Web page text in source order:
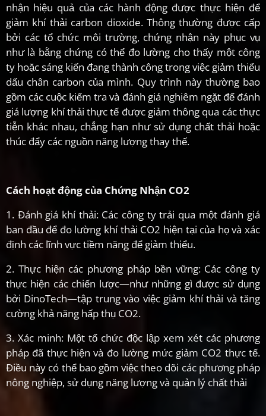
nhận hiệu quả của các hành động được thực hiện để
giảm khí thải carbon dioxide. Thông thường được cấp
bởi các tổ chức môi trường, chứng nhận này phục vụ
như là bằng chứng có thể đo lường cho thấy một công
ty hoặc sáng kiến đang thành công trong việc giảm thiểu
dấu chân carbon của mình. Quy trình này thường bao
gồm các cuộc kiểm tra và đánh giá nghiêm ngặt để đánh
giá lượng khí thải thực tế được giảm thông qua các thực
tiễn khác nhau, chẳng hạn như sử dụng chất thải hoặc
thúc đẩy các nguồn năng lượng thay thế.
Cách hoạt động của Chứng Nhận CO2
1. Đánh giá khí thải: Các công ty trải qua một đánh giá
ban đầu để đo lường khí thải CO2 hiện tại của họ và xác
định các lĩnh vực tiềm năng để giảm thiểu.
2. Thực hiện các phương pháp bền vững: Các công ty
thực hiện các chiến lược—như những gì được sử dụng
bởi DinoTech—tập trung vào việc giảm khí thải và tăng
cường khả năng hấp thụ CO2.
3. Xác minh: Một tổ chức độc lập xem xét các phương
pháp đã thực hiện và đo lường mức giảm CO2 thực tế.
Điều này có thể bao gồm việc theo dõi các phương pháp
nông nghiệp, sử dụng năng lượng và quản lý chất thải